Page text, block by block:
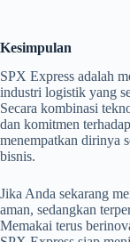
Kesimpulan
SPX Express adalah
industri logistik yang
Secara kombinasi
dan komitmen
menempatkan dirinya
bisnis.
Jika Anda sekarang
aman, sedangkan
Memakai terus